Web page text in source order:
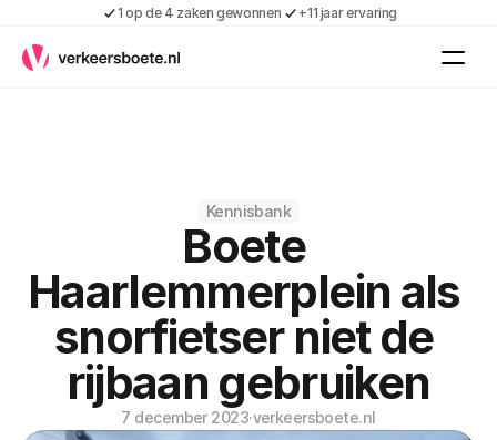
1 op de 4 zaken gewonnen +11 jaar ervaring
Kennis
Contact
Shop
Over ons
Inloggen
Kennisbank
Boete
Haarlemmerplein als
snorfietser niet de
rijbaan gebruiken
7 december 2023·verkeersboete.nl